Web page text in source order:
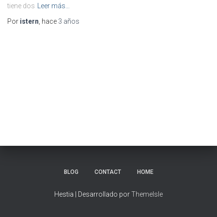
tiene dos
Leer más…
Por istern , hace 3 años
BLOG CONTACT HOME
Hestia | Desarrollado porThemeIsle